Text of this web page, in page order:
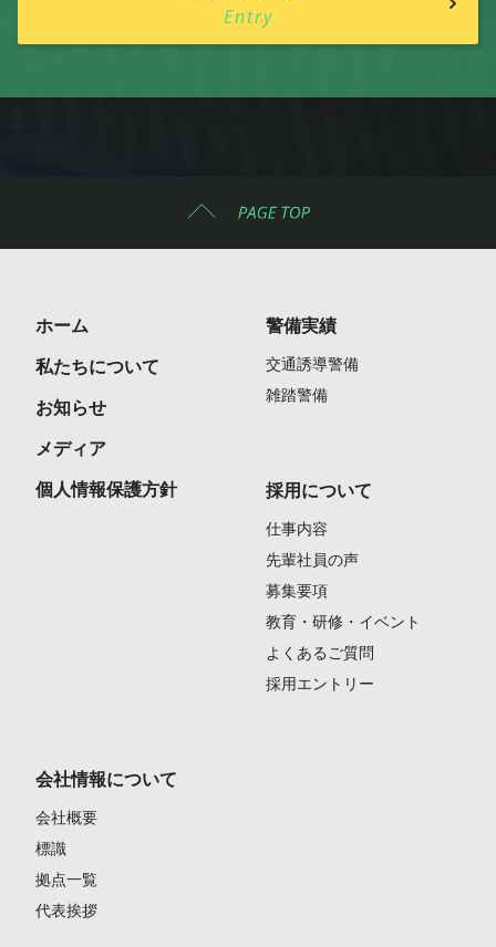
Entry
ホーム
私たちについて
お知らせ
メディア
個人情報保護方針
警備実績
交通誘導警備
雑踏警備
採用について
仕事内容
先輩社員の声
募集要項
教育・研修・イベント
よくあるご質問
採用エントリー
会社情報について
会社概要
標識
拠点一覧
代表挨拶